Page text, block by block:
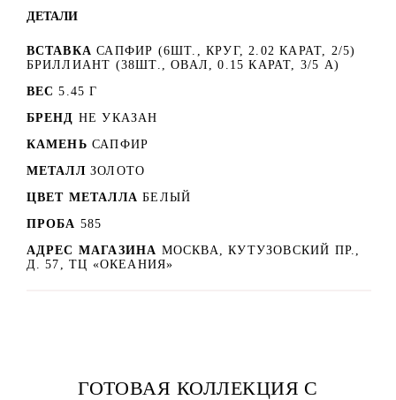
ДЕТАЛИ
ВСТАВКА САПФИР (6ШТ., КРУГ, 2.02 КАРАТ, 2/5)
БРИЛЛИАНТ (38ШТ., ОВАЛ, 0.15 КАРАТ, 3/5 А)
ВЕС 5.45 Г
БРЕНД НЕ УКАЗАН
КАМЕНЬ САПФИР
МЕТАЛЛ ЗОЛОТО
ЦВЕТ МЕТАЛЛА БЕЛЫЙ
ПРОБА 585
АДРЕС МАГАЗИНА МОСКВА, КУТУЗОВСКИЙ ПР.,
Д. 57, ТЦ «ОКЕАНИЯ»
ГОТОВАЯ КОЛЛЕКЦИЯ С